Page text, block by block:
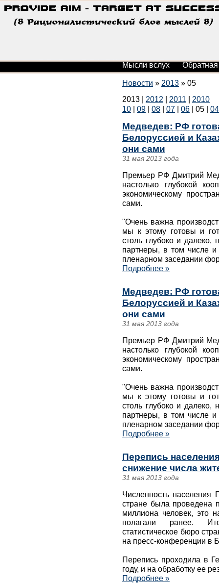
Мысли вслух Обратная
Новости » 2013 » 05
2013
2012 2011
2010
10
09 08 07 06 05 04
Медведев: РФ
Белоруссией и
они сами
31 мая 2013 года
Премьер РФ Дмитрий
настолько глубокой
экономическому
сами.
"Очень важна
мы к этому готовы и
столь глубоко и далеко,
партнеры, в том числе и
пленарном заседании
Подробнее »
Медведев: РФ
Белоруссией и
они сами
31 мая 2013 года
Премьер РФ Дмитрий
настолько глубокой
экономическому
сами.
"Очень важна
мы к этому готовы и
столь глубоко и далеко,
партнеры, в том числе и
пленарном заседании
Подробнее »
Перепись
снижение числа
31 мая 2013 года
Численность населения
стране была проведена
миллиона человек, это
полагали ранее.
статистическое бюро
на пресс-конференции в
Перепись проходила в
году, и на обработку ее
Подробнее »